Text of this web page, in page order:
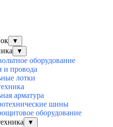
▼
▼
оборудование
и провода
лотки
арматура
шины
оборудование
▼